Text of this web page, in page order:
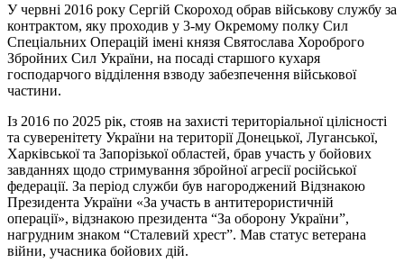
У червні 2016 року Сергій Скороход обрав військову службу за
контрактом, яку проходив у 3-му Окремому полку Сил
Спеціальних Операцій імені князя Святослава Хороброго
Збройних Сил України, на посаді старшого кухаря
господарчого відділення взводу забезпечення військової
частини.
Із 2016 по 2025 рік, стояв на захисті територіальної цілісності
та суверенітету України на території Донецької, Луганської,
Харківської та Запорізької областей, брав участь у бойових
завданнях щодо стримування збройної агресії російської
федерації. За період служби був нагороджений Відзнакою
Президента України «За участь в антитерористичній
операції», відзнакою президента “За оборону України”,
нагрудним знаком “Сталевий хрест”. Мав статус ветерана
війни, учасника бойових дій.